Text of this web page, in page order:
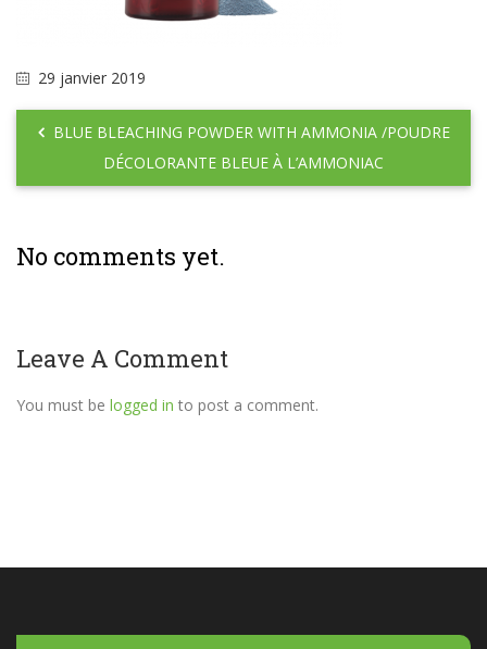
29 janvier 2019
BLUE BLEACHING POWDER WITH AMMONIA /POUDRE
DÉCOLORANTE BLEUE À L’AMMONIAC
No comments yet.
Leave A Comment
You must be logged in to post a comment.